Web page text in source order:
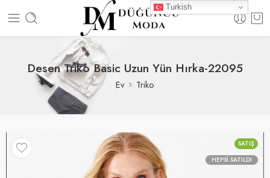
Desen Triko Basic Uzun Yün Hırka-22095
Ev Triko
SATIŞ
HEPSI SATILDI
Turkish